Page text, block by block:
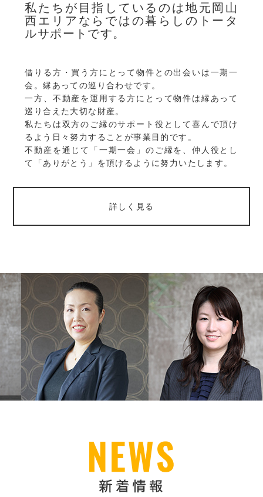
私たちが目指しているのは地元岡山
西エリアならではの暮らしのトータ
ルサポートです。
借りる方・買う方にとって物件との出会いは一期一
会。縁あっての巡り合わせです。
一方、不動産を運用する方にとって物件は縁あって
巡り合えた大切な財産。
私たちは双方のご縁のサポート役として喜んで頂け
るよう日々努力することが事業目的です。
不動産を通じて「一期一会」のご縁を、仲人役とし
て「ありがとう」を頂けるように努力いたします。
詳しく見る